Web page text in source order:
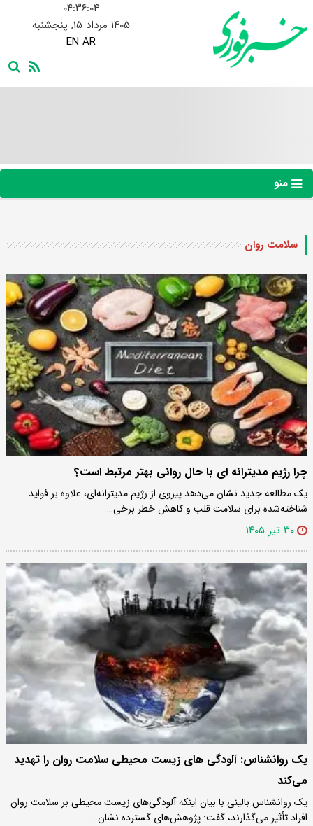
۰۴:۳۶:۰۵
۱۴۰۵ مرداد ۱۵, پنجشنبه
EN AR
منو
سلامت روان
چرا رژیم مدیترانه ای با حال روانی بهتر مرتبط است؟
یک مطالعه جدید نشان می‌دهد پیروی از رژیم مدیترانه‌ای، علاوه بر فواید
شناخته‌شده برای سلامت قلب و کاهش خطر برخی…
۳۰ تیر ۱۴۰۵
یک روانشناس: آلودگی های زیست محیطی سلامت روان را تهدید
می‌کند
یک روانشناس بالینی با بیان اینکه آلودگی‌های زیست محیطی بر سلامت روان
افراد تأثیر می‌گذارند، گفت: پژوهش‌های گسترده نشان…